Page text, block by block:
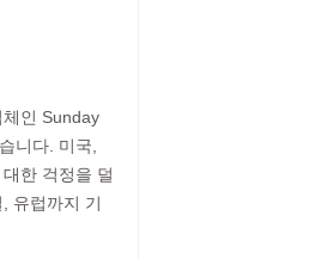
인 Sunday
니다. 미국,
한 걱정을 덜
유럽까지 기